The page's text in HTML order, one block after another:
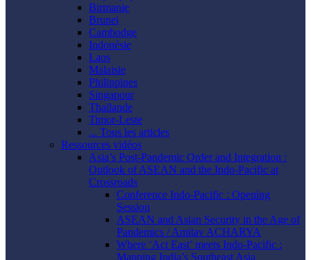
Birmanie
Brunei
Cambodge
Indonésie
Laos
Malaisie
Philippines
Singapour
Thaïlande
Timor-Leste
... Tous les articles
Ressources vidéos
Asia’s Post-Pandemic Order and Integration :
Outlook of ASEAN and the Indo-Pacific at
Crossroads
Conference Indo-Pacific : Opening
Session
ASEAN and Asian Security in the Age of
Pandemics / Amitav ACHARYA
Where ‘Act East’ meets Indo-Pacific :
Mapping India’s Southeast Asia